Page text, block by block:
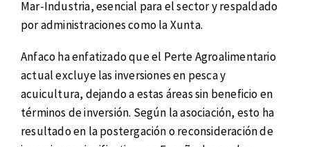
Mar-Industria, esencial para el sector y respaldado
por administraciones como la Xunta.
Anfaco ha enfatizado que el Perte Agroalimentario
actual excluye las inversiones en pesca y
acuicultura, dejando a estas áreas sin beneficio en
términos de inversión. Según la asociación, esto ha
resultado en la postergación o reconsideración de